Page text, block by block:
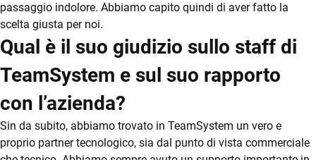
passaggio indolore. Abbiamo capito quindi di aver fatto la
scelta giusta per noi.
Qual è il suo giudizio sullo staff di
TeamSystem e sul suo rapporto
con l’azienda?
Sin da subito, abbiamo trovato in TeamSystem un vero e
proprio partner tecnologico, sia dal punto di vista commerciale